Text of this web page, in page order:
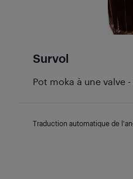
Survol
Pot moka à une valve
Traduction automatique de